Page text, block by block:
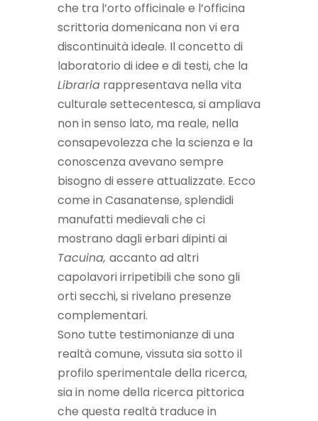
che tra l’orto officinale e l’officina
scrittoria domenicana non vi era
discontinuità ideale. Il concetto di
laboratorio di idee e di testi, che la
Librariarappresentava nella vita
culturale settecentesca, si ampliava
non in senso lato, ma reale, nella
consapevolezza che la scienza e la
conoscenza avevano sempre
bisogno di essere attualizzate. Ecco
come in Casanatense, splendidi
manufatti medievali che ci
mostrano dagli erbari dipinti ai
Tacuina, accanto ad altri
capolavori irripetibili che sono gli
orti secchi, si rivelano presenze
complementari.
Sono tutte testimonianze di una
realtà comune, vissuta sia sotto il
profilo sperimentale della ricerca,
sia in nome della ricerca pittorica
che questa realtà traduce in